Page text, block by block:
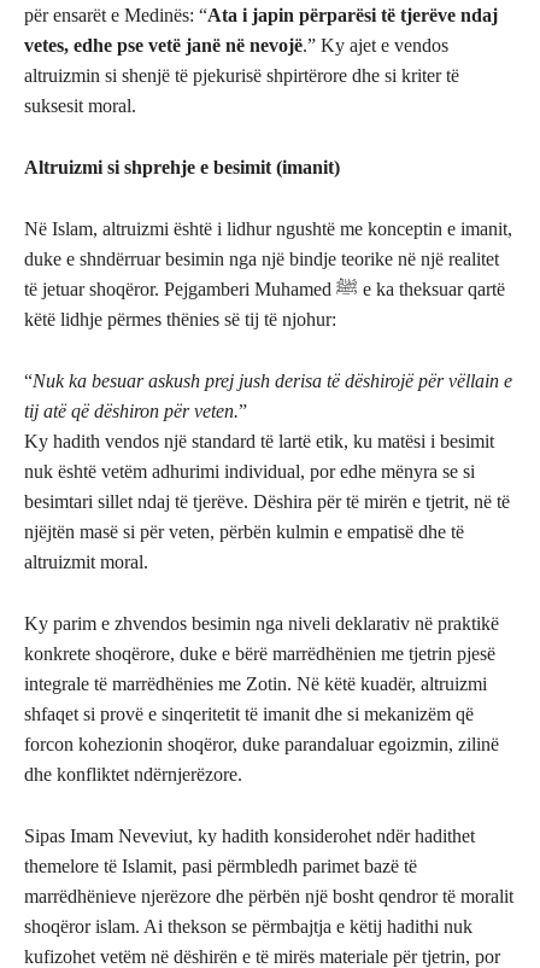
për ensarët e Medinës: “Ata i japin përparësi të tjerëve ndaj
vetes, edhe pse vetë janë në nevojë.” Ky ajet e vendos
altruizmin si shenjë të pjekurisë shpirtërore dhe si kriter të
suksesit moral.
Altruizmi si shprehje e besimit (imanit)
Në Islam, altruizmi është i lidhur ngushtë me konceptin e imanit,
duke e shndërruar besimin nga një bindje teorike në një realitet
të jetuar shoqëror. Pejgamberi Muhamed ﷺ e ka theksuar qartë
këtë lidhje përmes thënies së tij të njohur:
“Nuk ka besuar askush prej jush derisa të dëshirojë për vëllain e
tij atë që dëshiron për veten.”
Ky hadith vendos një standard të lartë etik, ku matësi i besimit
nuk është vetëm adhurimi individual, por edhe mënyra se si
besimtari sillet ndaj të tjerëve. Dëshira për të mirën e tjetrit, në të
njëjtën masë si për veten, përbën kulmin e empatisë dhe të
altruizmit moral.
Ky parim e zhvendos besimin nga niveli deklarativ në praktikë
konkrete shoqërore, duke e bërë marrëdhënien me tjetrin pjesë
integrale të marrëdhënies me Zotin. Në këtë kuadër, altruizmi
shfaqet si provë e sinqeritetit të imanit dhe si mekanizëm që
forcon kohezionin shoqëror, duke parandaluar egoizmin, zilinë
dhe konfliktet ndërnjerëzore.
Sipas Imam Neveviut, ky hadith konsiderohet ndër hadithet
themelore të Islamit, pasi përmbledh parimet bazë të
marrëdhënieve njerëzore dhe përbën një bosht qendror të moralit
shoqëror islam. Ai thekson se përmbajtja e këtij hadithi nuk
kufizohet vetëm në dëshirën e të mirës materiale për tjetrin, por